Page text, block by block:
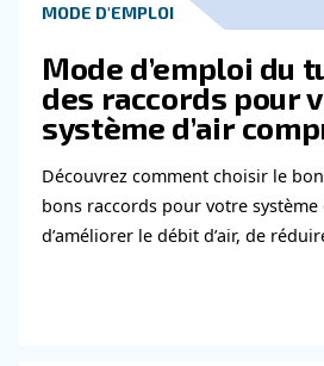
Contactez nos
Vous souhaitez en savoir
remplir ce formulaire avec
nos experts vous
Apprenez-en plus sur ce sujet